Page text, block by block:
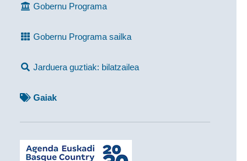
Gobernu Programa
Gobernu Programa sailka
Jarduera guztiak: bilatzailea
Gaiak